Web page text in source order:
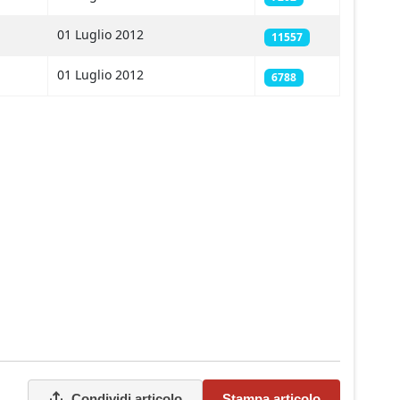
01 Luglio 2012 11557
01 Luglio 2012 6788